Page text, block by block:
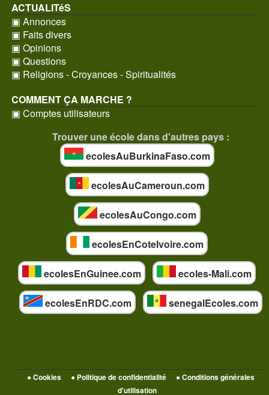
ACTUALITéS
▣ Annonces
▣ Faits divers
▣ Opinions
▣ Questions
▣ Religions - Croyances - Spiritualités
COMMENT ÇA MARCHE ?
▣ Comptes utilisateurs
Trouver une école dans d'autres pays :
ecolesAuBurkinaFaso.com
ecolesAuCameroun.com
ecolesAuCongo.com
ecolesEnCoteIvoire.com
ecolesEnGuinee.com ecoles-Mali.com
ecolesEnRDC.com senegalEcoles.com
● Cookies ● Politique de confidentialité
● Conditions générales
d'utilisation